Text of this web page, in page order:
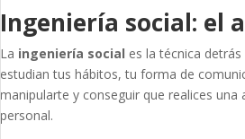
Ingeniería social: el
La ingeniería social es la técnica
estudian tus hábitos, tu forma de
manipularte y conseguir que realices
personal.